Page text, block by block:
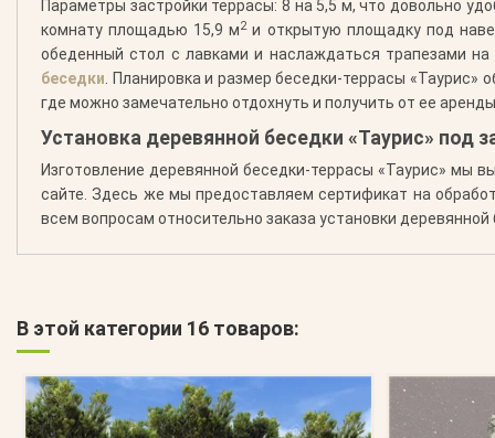
Параметры застройки террасы: 8 на 5,5 м, что довольно
комнату площадью 15,9 м2и открытую площадку под
обеденный стол с лавками и наслаждаться трапезами
беседки . Планировка и размер беседки-террасы
где можно замечательно отдохнуть и получить от ее
Установка деревянной беседки «Таурис» под
Изготовление деревянной беседки-террасы «Таурис» мы
сайте. Здесь же мы предоставляем сертификат на
всем вопросам относительно заказа установки
В этой категории 16 товаров: